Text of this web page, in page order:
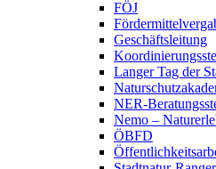
FÖJ
Geschäftsleitung
Langer Tag der
NER-
Nemo –
ÖBFD